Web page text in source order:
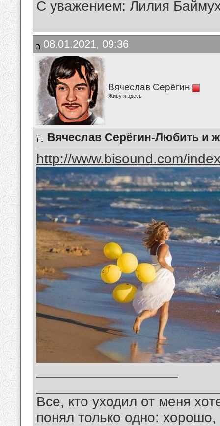
С уважением: Лилия
08.01.2021, 09:36
Вячеслав Серёгин
Живу я здесь
Вячеслав Серёгин-Любить и
http://www.bisound.com/
Все, кто уходил от меня
понял только одно: